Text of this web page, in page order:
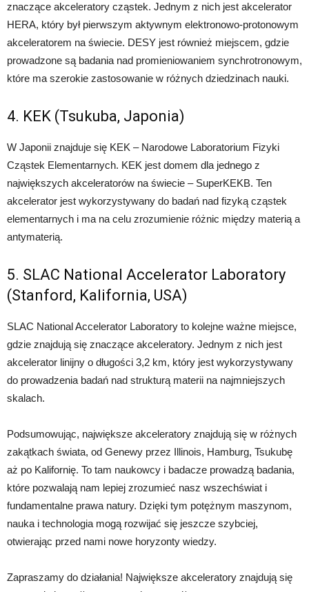
znaczące akceleratory cząstek. Jednym z nich jest akcelerator
HERA, który był pierwszym aktywnym elektronowo-protonowym
akceleratorem na świecie. DESY jest również miejscem, gdzie
prowadzone są badania nad promieniowaniem synchrotronowym,
które ma szerokie zastosowanie w różnych dziedzinach nauki.
4. KEK (Tsukuba, Japonia)
W Japonii znajduje się KEK – Narodowe Laboratorium Fizyki
Cząstek Elementarnych. KEK jest domem dla jednego z
największych akceleratorów na świecie – SuperKEKB. Ten
akcelerator jest wykorzystywany do badań nad fizyką cząstek
elementarnych i ma na celu zrozumienie różnic między materią a
antymaterią.
5. SLAC National Accelerator Laboratory
(Stanford, Kalifornia, USA)
SLAC National Accelerator Laboratory to kolejne ważne miejsce,
gdzie znajdują się znaczące akceleratory. Jednym z nich jest
akcelerator linijny o długości 3,2 km, który jest wykorzystywany
do prowadzenia badań nad strukturą materii na najmniejszych
skalach.
Podsumowując, największe akceleratory znajdują się w różnych
zakątkach świata, od Genewy przez Illinois, Hamburg, Tsukubę
aż po Kalifornię. To tam naukowcy i badacze prowadzą badania,
które pozwalają nam lepiej zrozumieć nasz wszechświat i
fundamentalne prawa natury. Dzięki tym potężnym maszynom,
nauka i technologia mogą rozwijać się jeszcze szybciej,
otwierając przed nami nowe horyzonty wiedzy.
Zapraszamy do działania! Największe akceleratory znajdują się